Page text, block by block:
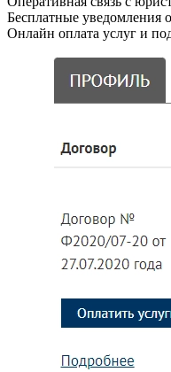
Бесплатные уведомления
Онлайн оплата услуг и